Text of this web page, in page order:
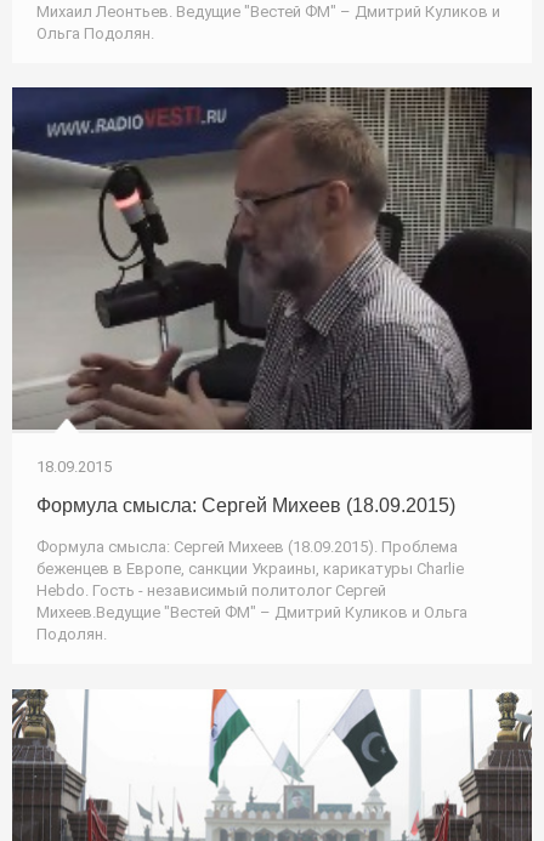
Михаил Леонтьев. Ведущие "Вестей ФМ" – Дмитрий Куликов и
Ольга Подолян.
18.09.2015
Формула смысла: Сергей Михеев (18.09.2015)
Формула смысла: Сергей Михеев (18.09.2015). Проблема
беженцев в Европе, санкции Украины, карикатуры Charlie
Hebdo. Гость - независимый политолог Сергей
Михеев.Ведущие "Вестей ФМ" – Дмитрий Куликов и Ольга
Подолян.